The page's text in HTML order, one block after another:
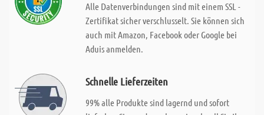
Alle Datenverbindungen sind mit einem SSL -
Zertifikat sicher verschlusselt. Sie können sich
auch mit Amazon, Facebook oder Google bei
Aduis anmelden.
Schnelle Lieferzeiten
99% alle Produkte sind lagernd und sofort